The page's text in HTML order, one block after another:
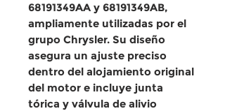
68191349AA y 68191349AB,
ampliamente utilizadas por el
grupo Chrysler. Su diseño
asegura un ajuste preciso
dentro del alojamiento original
del motor e incluye junta
tórica y válvula de alivio